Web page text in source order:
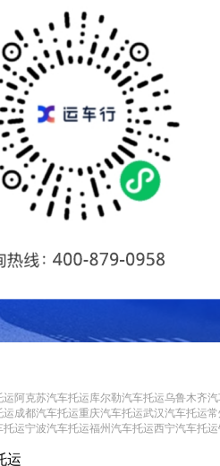
运阿克苏汽车托运库尔勒汽车托运乌鲁木齐
运成都汽车托运重庆汽车托运武汉汽车托运常
托运宁波汽车托运福州汽车托运西宁汽车托运
运